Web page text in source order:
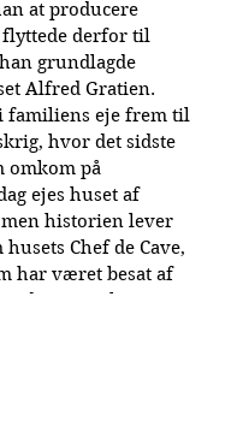
at producere
flyttede derfor til
grundlagde
Alfred Gratien.
familiens eje frem til
hvor det sidste
omkom på
ejes huset af
historien lever
Chef de Cave,
har været besat af